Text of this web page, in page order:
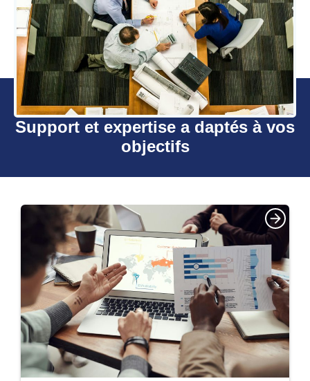
Support et expertise a daptés à vos
objectifs